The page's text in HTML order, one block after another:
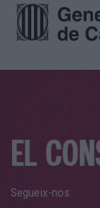
Segueix-nos: